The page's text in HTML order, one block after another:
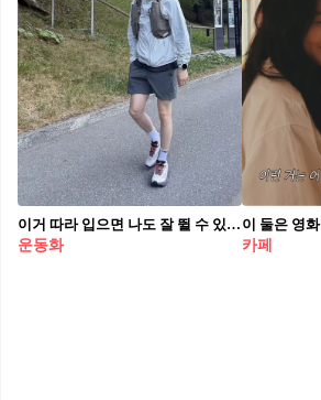
이거 따라 입으면 나도 잘 뛸 수 있나~?👀
운동화
카페